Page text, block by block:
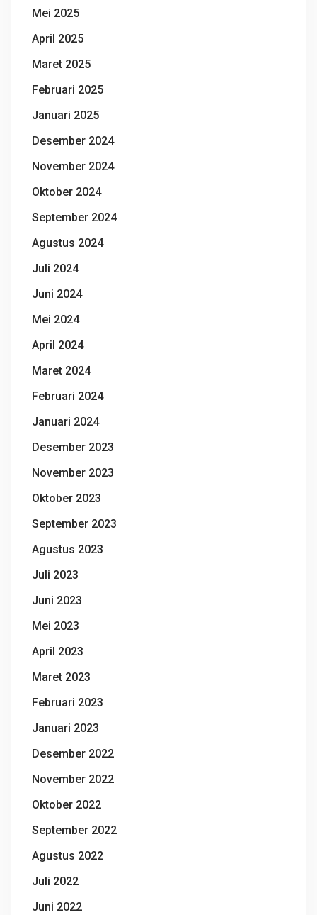
Mei 2025
April 2025
Maret 2025
Februari 2025
Januari 2025
Desember 2024
November 2024
Oktober 2024
September 2024
Agustus 2024
Juli 2024
Juni 2024
Mei 2024
April 2024
Maret 2024
Februari 2024
Januari 2024
Desember 2023
November 2023
Oktober 2023
September 2023
Agustus 2023
Juli 2023
Juni 2023
Mei 2023
April 2023
Maret 2023
Februari 2023
Januari 2023
Desember 2022
November 2022
Oktober 2022
September 2022
Agustus 2022
Juli 2022
Juni 2022